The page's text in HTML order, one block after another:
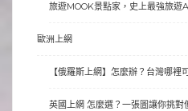
旅遊MOOK景點家，史上最強旅遊
歐洲上網
【俄羅斯上網】怎麼辦？台灣哪裡
英國上網 怎麼選？一張圖讓你挑對